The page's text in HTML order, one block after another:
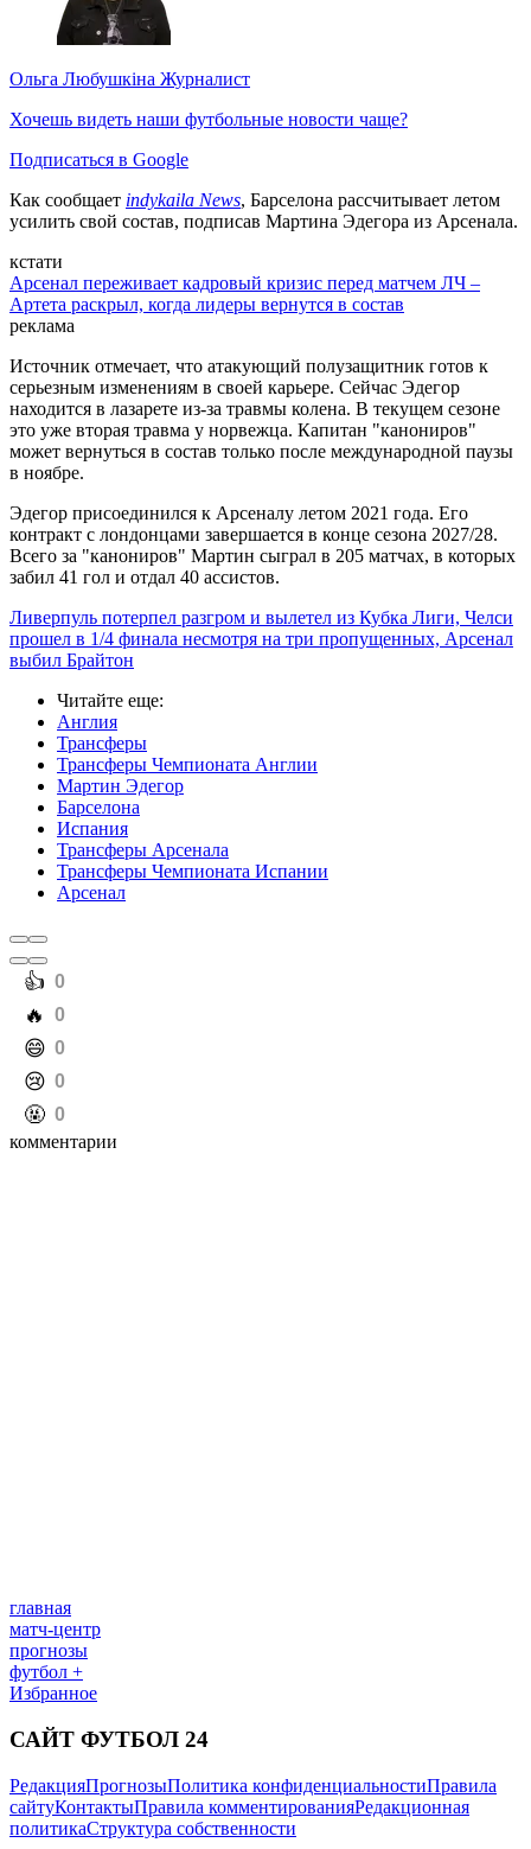
Ольга Любушкіна Журналист
Хочешь видеть наши футбольные новости чаще?
Подписаться в Google
Как сообщает indykaila News, Барселона рассчитывает летом
усилить свой состав, подписав Мартина Эдегора из Арсенала.
кстати
Арсенал переживает кадровый кризис перед матчем ЛЧ –
Артета раскрыл, когда лидеры вернутся в состав
реклама
Источник отмечает, что атакующий полузащитник готов к
серьезным изменениям в своей карьере. Сейчас Эдегор
находится в лазарете из-за травмы колена. В текущем сезоне
это уже вторая травма у норвежца. Капитан "канониров"
может вернуться в состав только после международной паузы
в ноябре.
Эдегор присоединился к Арсеналу летом 2021 года. Его
контракт с лондонцами завершается в конце сезона 2027/28.
Всего за "канониров" Мартин сыграл в 205 матчах, в которых
забил 41 гол и отдал 40 ассистов.
Ливерпуль потерпел разгром и вылетел из Кубка Лиги, Челси
прошел в 1/4 финала несмотря на три пропущенных, Арсенал
выбил Брайтон
Читайте еще:
Англия
Трансферы
Трансферы Чемпионата Англии
Мартин Эдегор
Барселона
Испания
Трансферы Арсенала
Трансферы Чемпионата Испании
Арсенал
️👍 0
️🔥 0
️😄 0
️😢 0
️🤬 0
комментарии
главная
матч-центр
прогнозы
футбол +
Избранное
САЙТ ФУТБОЛ 24
РедакцияПрогнозыПолитика конфиденциальностиПравила
сайтуКонтактыПравила комментированияРедакционная
политикаСтруктура собственности